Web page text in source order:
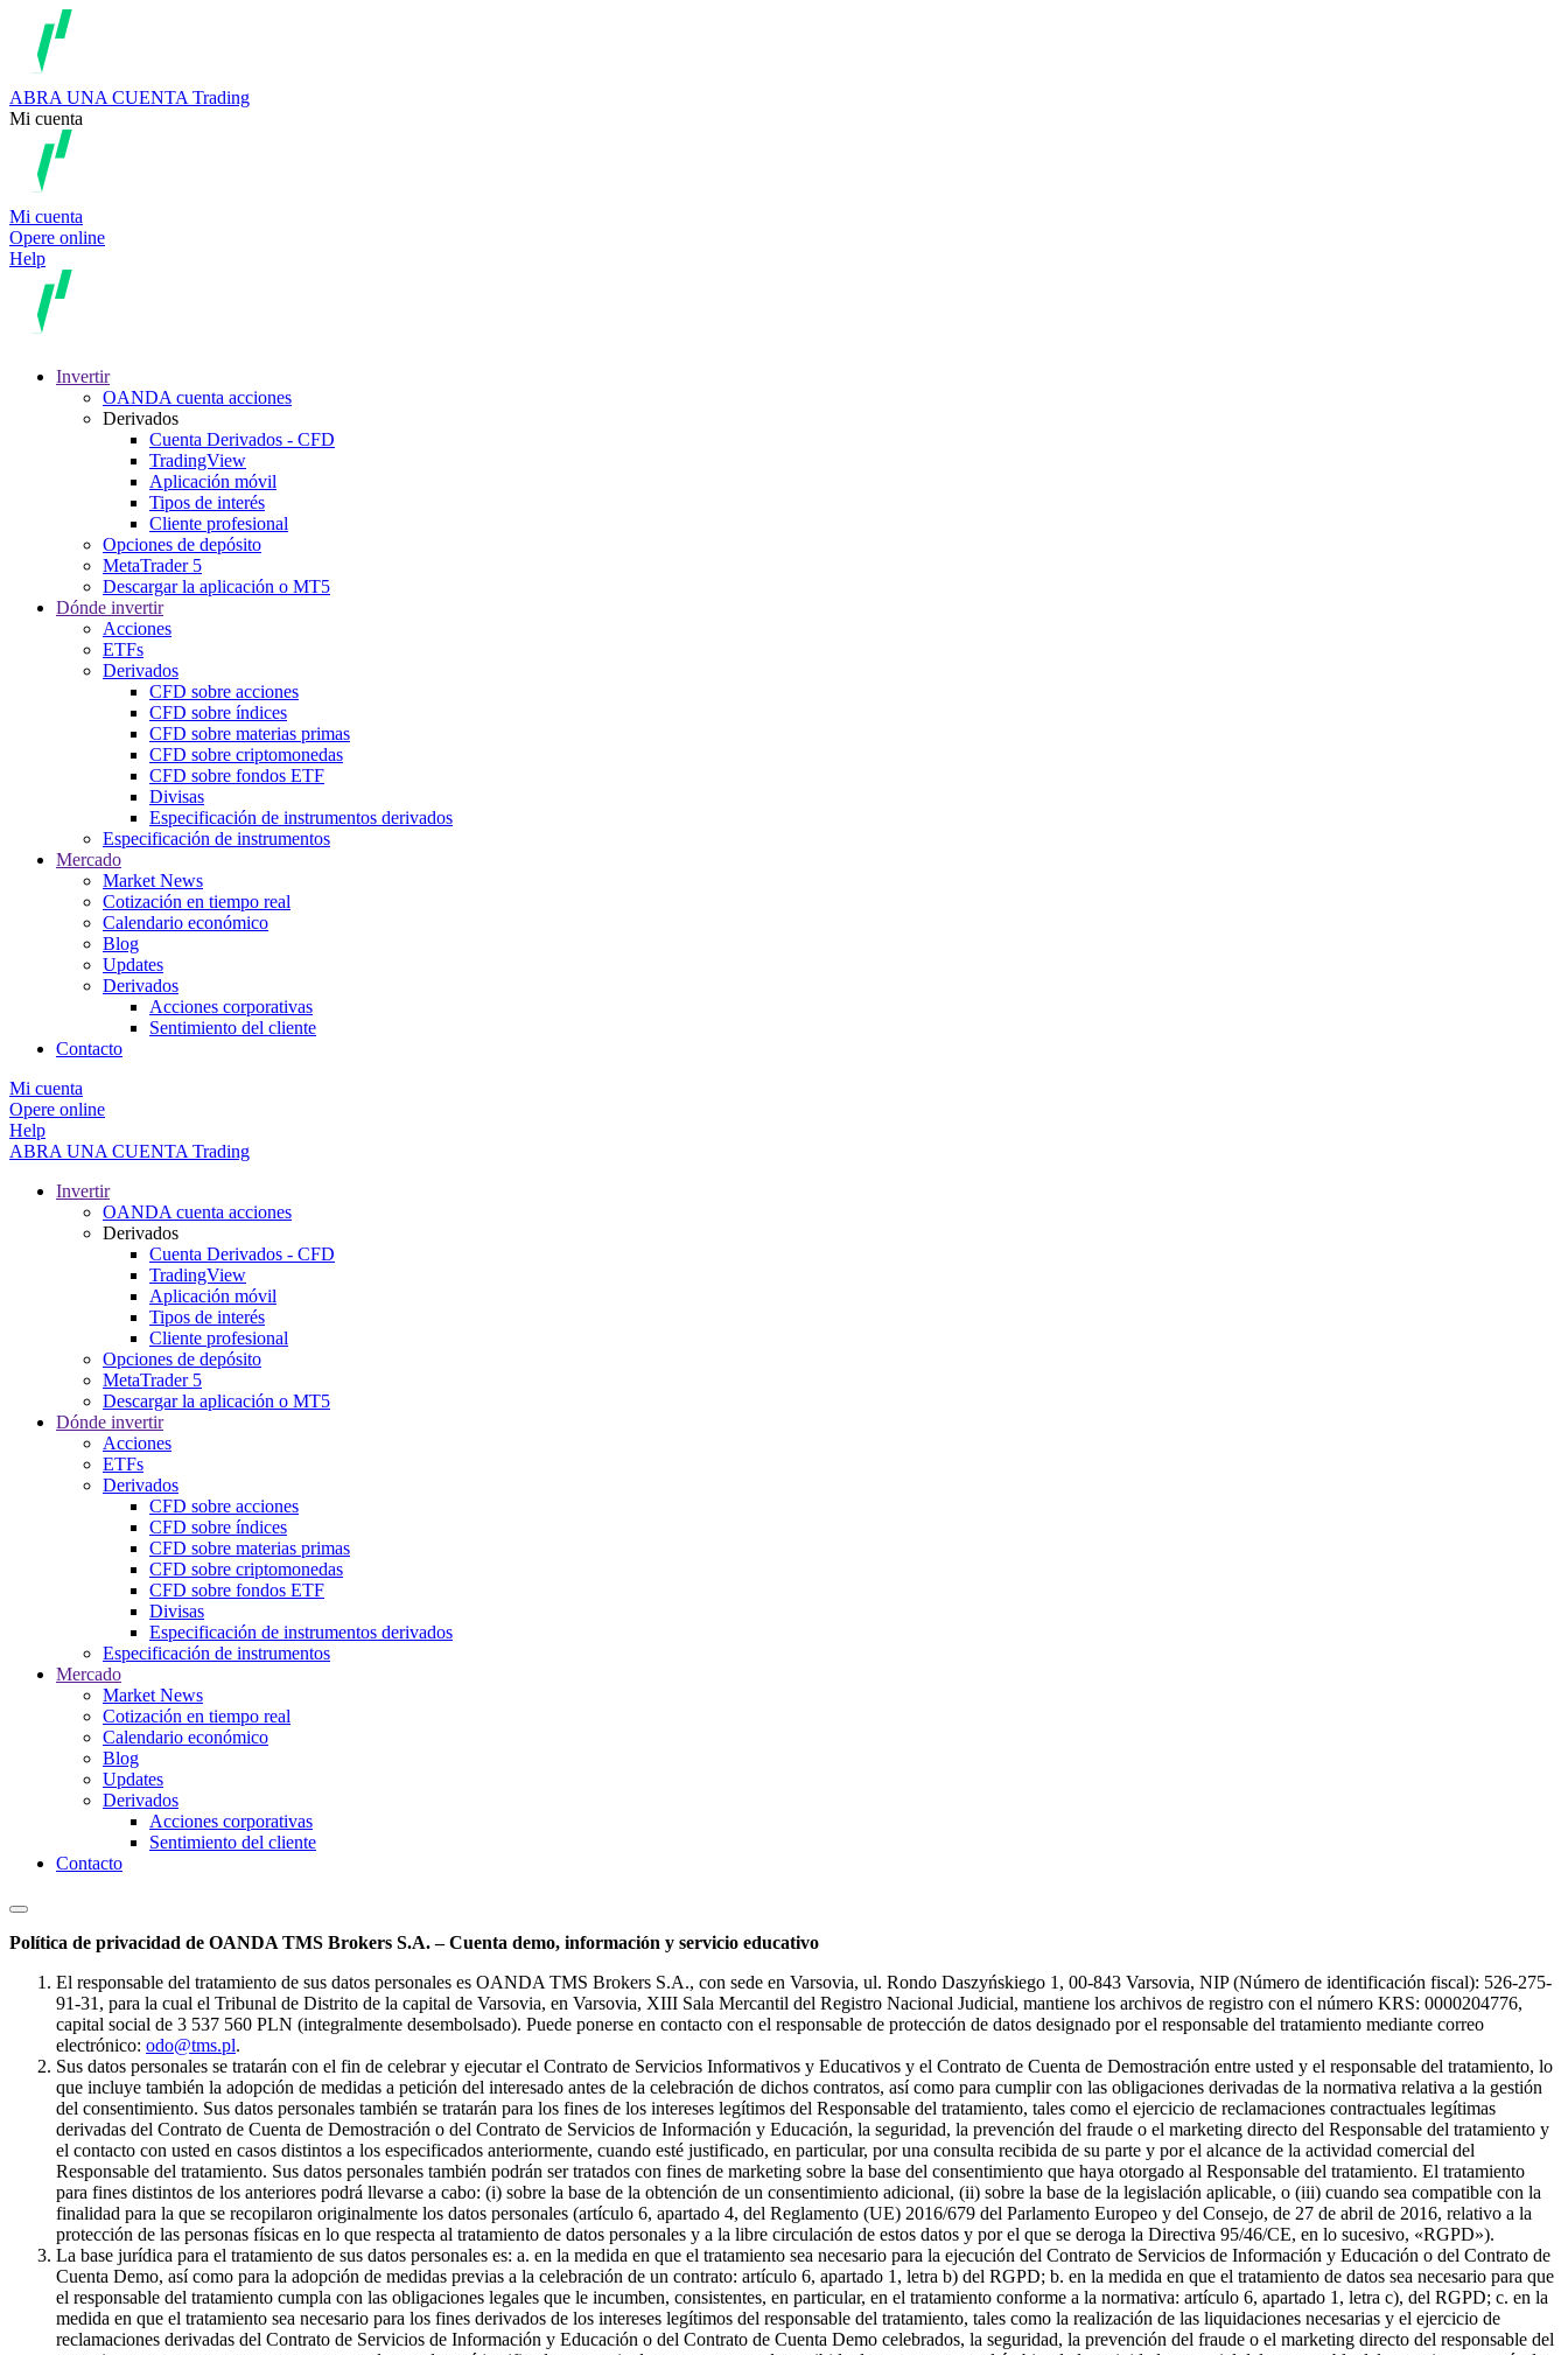
ABRA UNA CUENTA Trading
Mi cuenta
Mi cuenta
Opere online
Help
Invertir
OANDA cuenta acciones
Derivados
Cuenta Derivados - CFD
TradingView
Aplicación móvil
Tipos de interés
Cliente profesional
Opciones de depósito
MetaTrader 5
Descargar la aplicación o MT5
Dónde invertir
Acciones
ETFs
Derivados
CFD sobre acciones
CFD sobre índices
CFD sobre materias primas
CFD sobre criptomonedas
CFD sobre fondos ETF
Divisas
Especificación de instrumentos derivados
Especificación de instrumentos
Mercado
Market News
Cotización en tiempo real
Calendario económico
Blog
Updates
Derivados
Acciones corporativas
Sentimiento del cliente
Contacto
Mi cuenta
Opere online
Help
ABRA UNA CUENTA Trading
Invertir
OANDA cuenta acciones
Derivados
Cuenta Derivados - CFD
TradingView
Aplicación móvil
Tipos de interés
Cliente profesional
Opciones de depósito
MetaTrader 5
Descargar la aplicación o MT5
Dónde invertir
Acciones
ETFs
Derivados
CFD sobre acciones
CFD sobre índices
CFD sobre materias primas
CFD sobre criptomonedas
CFD sobre fondos ETF
Divisas
Especificación de instrumentos derivados
Especificación de instrumentos
Mercado
Market News
Cotización en tiempo real
Calendario económico
Blog
Updates
Derivados
Acciones corporativas
Sentimiento del cliente
Contacto
Política de privacidad de OANDA TMS Brokers S.A. – Cuenta demo, información y servicio educativo
El responsable del tratamiento de sus datos personales es OANDA TMS Brokers S.A., con sede en Varsovia, ul. Rondo Daszyńskiego 1, 00-843 Varsovia, NIP (Número de identificación fiscal): 526-275-
91-31, para la cual el Tribunal de Distrito de la capital de Varsovia, en Varsovia, XIII Sala Mercantil del Registro Nacional Judicial, mantiene los archivos de registro con el número KRS: 0000204776,
capital social de 3 537 560 PLN (integralmente desembolsado). Puede ponerse en contacto con el responsable de protección de datos designado por el responsable del tratamiento mediante correo
electrónico: odo@tms.pl.
Sus datos personales se tratarán con el fin de celebrar y ejecutar el Contrato de Servicios Informativos y Educativos y el Contrato de Cuenta de Demostración entre usted y el responsable del tratamiento, lo
que incluye también la adopción de medidas a petición del interesado antes de la celebración de dichos contratos, así como para cumplir con las obligaciones derivadas de la normativa relativa a la gestión
del consentimiento. Sus datos personales también se tratarán para los fines de los intereses legítimos del Responsable del tratamiento, tales como el ejercicio de reclamaciones contractuales legítimas
derivadas del Contrato de Cuenta de Demostración o del Contrato de Servicios de Información y Educación, la seguridad, la prevención del fraude o el marketing directo del Responsable del tratamiento y
el contacto con usted en casos distintos a los especificados anteriormente, cuando esté justificado, en particular, por una consulta recibida de su parte y por el alcance de la actividad comercial del
Responsable del tratamiento. Sus datos personales también podrán ser tratados con fines de marketing sobre la base del consentimiento que haya otorgado al Responsable del tratamiento. El tratamiento
para fines distintos de los anteriores podrá llevarse a cabo: (i) sobre la base de la obtención de un consentimiento adicional, (ii) sobre la base de la legislación aplicable, o (iii) cuando sea compatible con la
finalidad para la que se recopilaron originalmente los datos personales (artículo 6, apartado 4, del Reglamento (UE) 2016/679 del Parlamento Europeo y del Consejo, de 27 de abril de 2016, relativo a la
protección de las personas físicas en lo que respecta al tratamiento de datos personales y a la libre circulación de estos datos y por el que se deroga la Directiva 95/46/CE, en lo sucesivo, «RGPD»).
La base jurídica para el tratamiento de sus datos personales es: a. en la medida en que el tratamiento sea necesario para la ejecución del Contrato de Servicios de Información y Educación o del Contrato de
Cuenta Demo, así como para la adopción de medidas previas a la celebración de un contrato: artículo 6, apartado 1, letra b) del RGPD; b. en la medida en que el tratamiento de datos sea necesario para que
el responsable del tratamiento cumpla con las obligaciones legales que le incumben, consistentes, en particular, en el tratamiento conforme a la normativa: artículo 6, apartado 1, letra c), del RGPD; c. en la
medida en que el tratamiento sea necesario para los fines derivados de los intereses legítimos del responsable del tratamiento, tales como la realización de las liquidaciones necesarias y el ejercicio de
reclamaciones derivadas del Contrato de Servicios de Información y Educación o del Contrato de Cuenta Demo celebrados, la seguridad, la prevención del fraude o el marketing directo del responsable del